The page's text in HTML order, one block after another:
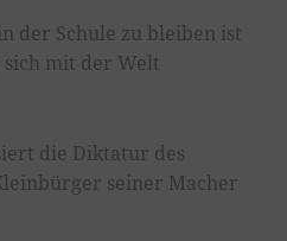
der Schule zu bleiben ist
mit der Welt
die Diktatur des
seiner Macher